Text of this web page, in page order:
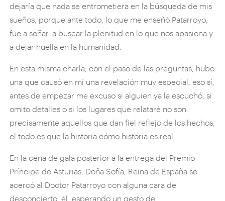
dejaría que nada se entrometiera en la búsqueda de mis
sueños, porque ante todo, lo que me enseñó Patarroyo,
fue a soñar, a buscar la plenitud en lo que nos apasiona y
a dejar huella en la humanidad.
En esta misma charla, con el paso de las preguntas, hubo
una que causó en mí una revelación muy especial, eso sí,
antes de empezar me excuso si alguien ya la escuchó, si
omito detalles o si los lugares que relataré no son
precisamente aquellos que dan fiel reflejo de los hechos,
el todo es que la historia cómo historia es real.
En la cena de gala posterior a la entrega del Premio
Príncipe de Asturias, Doña Sofía, Reina de España se
acercó al Doctor Patarroyo con alguna cara de
desconcierto, él, esperando un gesto de